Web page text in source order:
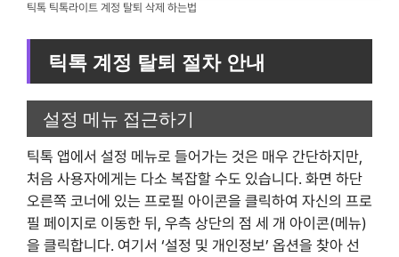
틱톡 틱톡라이트 계정 탈퇴 삭제 하는법
틱톡 계정 탈퇴 절차 안내
설정 메뉴 접근하기
틱톡 앱에서 설정 메뉴로 들어가는 것은 매우 간단하지만,
처음 사용자에게는 다소 복잡할 수도 있습니다. 화면 하단
오른쪽 코너에 있는 프로필 아이콘을 클릭하여 자신의 프로
필 페이지로 이동한 뒤, 우측 상단의 점 세 개 아이콘(메뉴)
을 클릭합니다. 여기서 ‘설정 및 개인정보’ 옵션을 찾아 선